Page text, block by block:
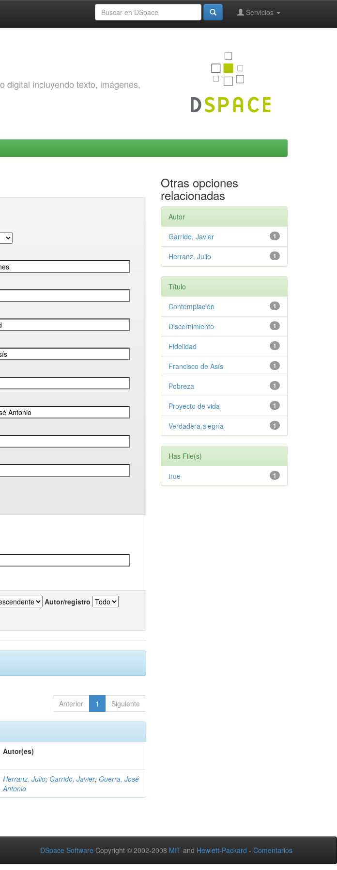
Servicios
digital incluyendo texto, imágenes,
Autor/registro
Anterior 1 Siguiente
Autor(es)
Herranz, Julio; Garrido, Javier; Guerra, José
Antonio
Otras opciones
relacionadas
Autor
1
Garrido, Javier
1
Herranz, Julio
Título
1
Contemplación
1
Discernimiento
1
Fidelidad
1
Francisco de Asís
1
Pobreza
1
Proyecto de vida
1
Verdadera alegría
Has File(s)
1
true
DSpace Software Copyright © 2002-2008 MIT and Hewlett-Packard - Comentarios